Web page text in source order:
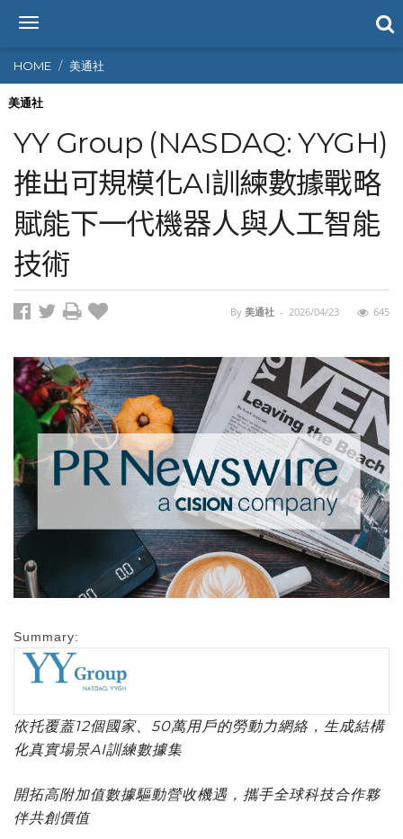
T
g
g
l
n
v
i
g
a
t
i
o
n
HOME 美通社
美通社
YY Group (NASDAQ: YYGH)
推出可規模化AI訓練數據戰略
賦能下一代機器人與人工智能
技術
By 美通社 - 2026/04/23 645
Summary:
依托覆蓋12個國家、50萬用戶的勞動力網絡，生成結構
化真實場景AI訓練數據集
開拓高附加值數據驅動營收機遇，攜手全球科技合作夥
伴共創價值